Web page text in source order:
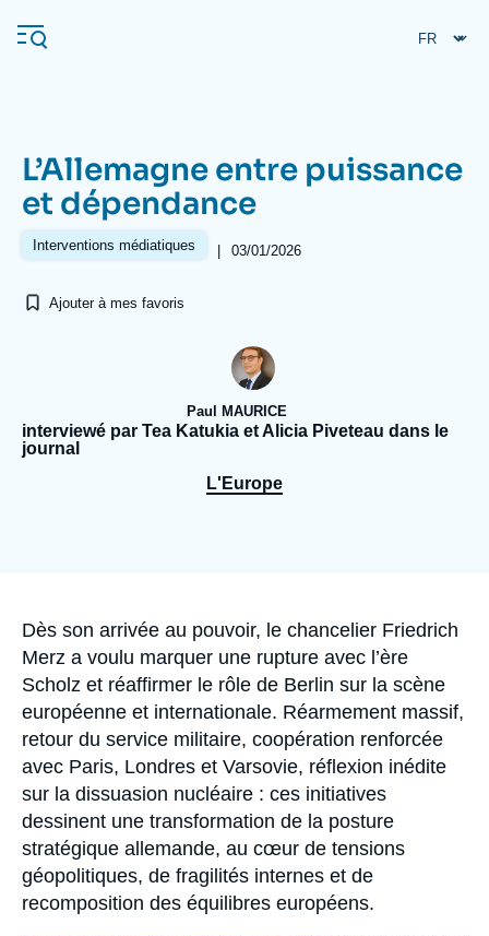
au
contenu
Navigation
principale
L'Ifri
Analyses
Se connecter
Recherches fréquentes
Proche-Orient
L’Allemagne entre puissance
et dépendance
Interventions médiatiques | 03/01/2026
Ajouter à mes favoris
Paul MAURICE
interviewé par Tea Katukia et Alicia Piveteau dans le
journal
L'Europe
Accroche
Dès son arrivée au pouvoir, le chancelier Friedrich
Merz a voulu marquer une rupture avec l’ère
Scholz et réaffirmer le rôle de Berlin sur la scène
européenne et internationale. Réarmement massif,
retour du service militaire, coopération renforcée
avec Paris, Londres et Varsovie, réflexion inédite
sur la dissuasion nucléaire : ces initiatives
dessinent une transformation de la posture
stratégique allemande, au cœur de tensions
géopolitiques, de fragilités internes et de
recomposition des équilibres européens.